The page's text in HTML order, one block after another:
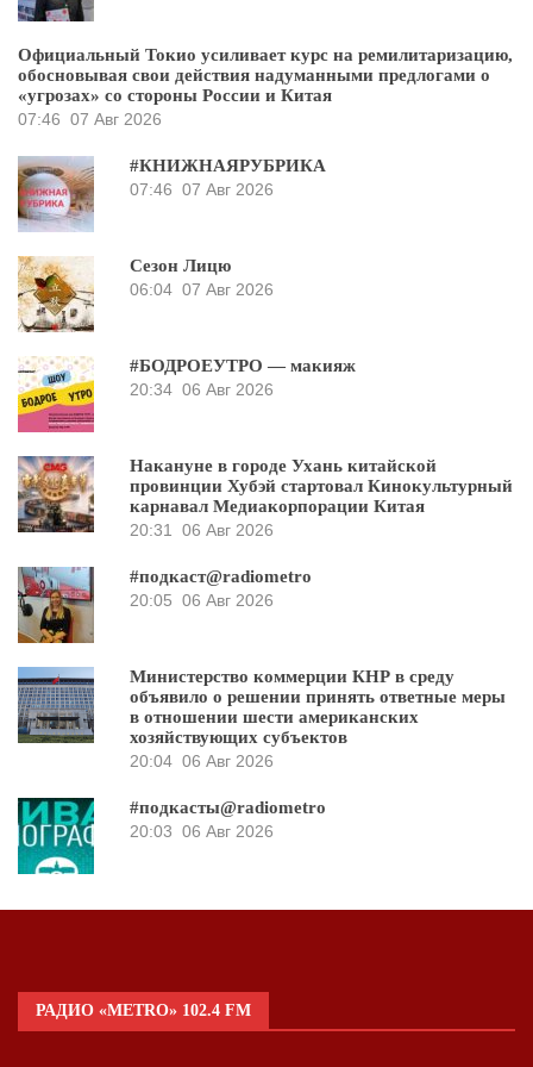
Официальный Токио усиливает курс на ремилитаризацию,
обосновывая свои действия надуманными предлогами о
«угрозах» со стороны России и Китая
07:46 07 Авг 2026
#КНИЖНАЯРУБРИКА
07:46 07 Авг 2026
Сезон Лицю
06:04 07 Авг 2026
#БОДРОЕУТРО — макияж
20:34 06 Авг 2026
Накануне в городе Ухань китайской
провинции Хубэй стартовал Кинокультурный
карнавал Медиакорпорации Китая
20:31 06 Авг 2026
#подкаст@radiometro
20:05 06 Авг 2026
Министерство коммерции КНР в среду
объявило о решении принять ответные меры
в отношении шести американских
хозяйствующих субъектов
20:04 06 Авг 2026
#подкасты@radiometro
20:03 06 Авг 2026
РАДИО «METRO» 102.4 FM